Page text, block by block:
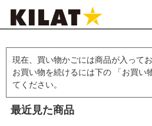
現在、買い物かごには商品が入ってお
お買い物を続けるには下の 「お買い
てください。
最近見た商品